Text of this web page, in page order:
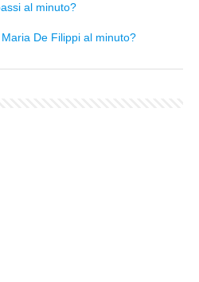
al minuto?
De Filippi al minuto?